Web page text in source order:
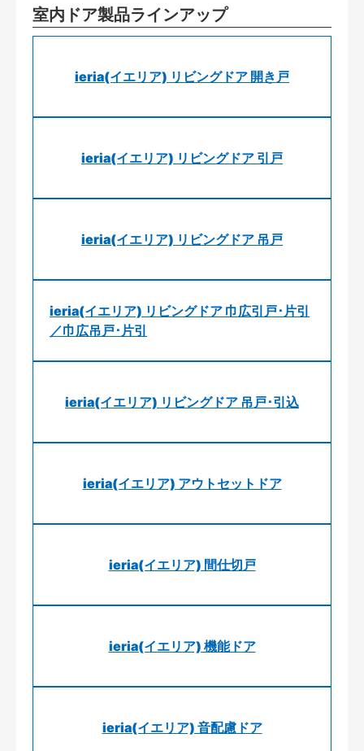
室内ドア製品ラインアップ
ieria(イエリア) リビングドア 開き戸
ieria(イエリア) リビングドア 引戸
ieria(イエリア) リビングドア 吊戸
ieria(イエリア) リビングドア 巾広引戸･片引
／巾広吊戸･片引
ieria(イエリア) リビングドア 吊戸･引込
ieria(イエリア) アウトセットドア
ieria(イエリア) 間仕切戸
ieria(イエリア) 機能ドア
ieria(イエリア) 音配慮ドア